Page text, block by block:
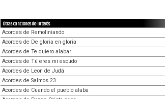
Otras canciones de interés
Acordes de Remoliniando
Acordes de De gloria en gloria
Acordes de Te quiero alabar
Acordes de Tú eres mi escudo
Acordes de Leon de Judá
Acordes de Salmos 23
Acordes de Cuando el pueblo alaba